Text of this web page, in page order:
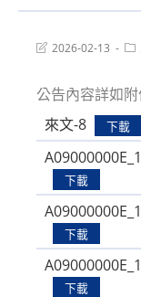
Post2026-02-13
公告內容詳如附
來文-8
下載
下載
下載
下載